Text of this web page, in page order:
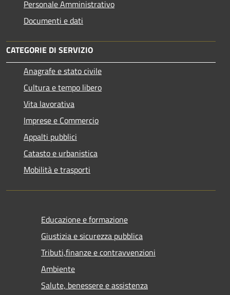
Personale Amministrativo
Documenti e dati
CATEGORIE DI SERVIZIO
Anagrafe e stato civile
Cultura e tempo libero
Vita lavorativa
Imprese e Commercio
Appalti pubblici
Catasto e urbanistica
Mobilità e trasporti
Educazione e formazione
Giustizia e sicurezza pubblica
Tributi,finanze e contravvenzioni
Ambiente
Salute, benessere e assistenza